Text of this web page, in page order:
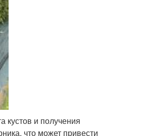
кустов и получения
что может привести